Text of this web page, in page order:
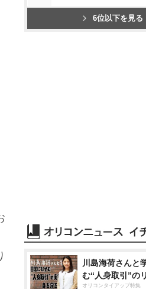
6位以下を見る
川島海荷さんと
む“人身取引”の
オリコンタイアップ特集